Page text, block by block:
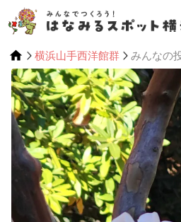
横浜山手西洋館群 みんなの